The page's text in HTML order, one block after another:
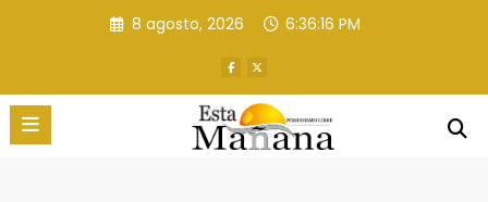
8 agosto, 2026 6:36:17 PM